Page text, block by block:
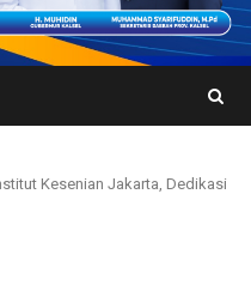
Kesenian Jakarta, Dedikasi